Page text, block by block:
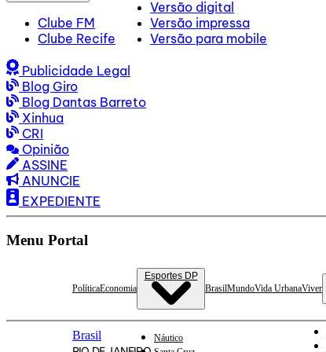
Clube FM
Clube Recife
Versão digital
Versão impressa
Versão para mobile
Publicidade Legal
Blog Giro
Blog Dantas Barreto
Xinhua
CRI
Opinião
ASSINE
ANUNCIE
EXPEDIENTE
Menu Portal
PolíticaEconomia
Esportes DP
Náutico
BrasilMundoVida UrbanaViver
Brasil